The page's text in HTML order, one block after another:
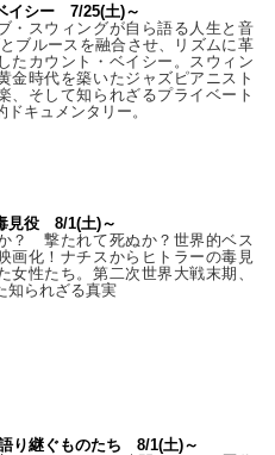
イシー 7/25(土)～
・スウィングが自ら語る人生と音
ブルースを融合させ、リズムに革
たカウント・ベイシー。スウィン
金時代を築いたジャズピアニスト
、そして知られざるプライベート
ドキュメンタリー。
見役 8/1(土)～
？ 撃たれて死ぬか？世界的ベス
画化！ナチスからヒトラーの毒見
女性たち。第二次世界大戦末期、
知られざる真実
り継ぐものたち 8/1(土)～